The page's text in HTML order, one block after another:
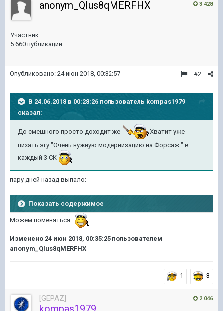
3 428
anonym_QIus8qMERFHX
Участник
5 660 публикаций
#2
Опубликовано: 24 июн 2018, 00:32:57
В 24.06.2018 в 00:28:26 пользователь kompas1979
сказал:
До смешного просто доходит же
Хватит уже
пихать эту "Очень нужную модернизацию на Форсаж " в
каждый 3 СК
пару дней назад выпало:
Показать содержимое
Можем поменяться
Изменено 24 июн 2018, 00:35:25 пользователем
anonym_QIus8qMERFHX
1 3
2 046
[GEPAZ]
kompas1979